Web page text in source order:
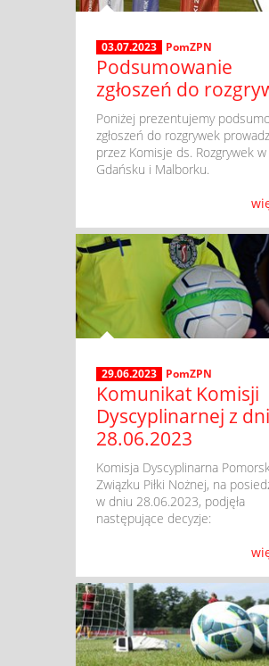
03.07.2023 PomZPN
Podsumowanie
zgłoszeń do
Poniżej prezentujemy
zgłoszeń do rozgrywek
przez Komisje ds. Rozgrywek w
Gdańsku i Malborku.
29.06.2023 PomZPN
Komunikat Komisji
Dyscyplinarnej z
28.06.2023
Komisja Dyscyplinarna
Związku Piłki Nożnej, na
w dniu 28.06.2023, podjęła
następujące decyzje: